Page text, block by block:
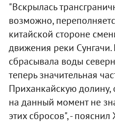
"Вскрылась
возможно,
китайской стороне
движения реки
сбрасывала воды
теперь значительная
Приханкайскую долину,
на данный момент не
этих сбросов", -